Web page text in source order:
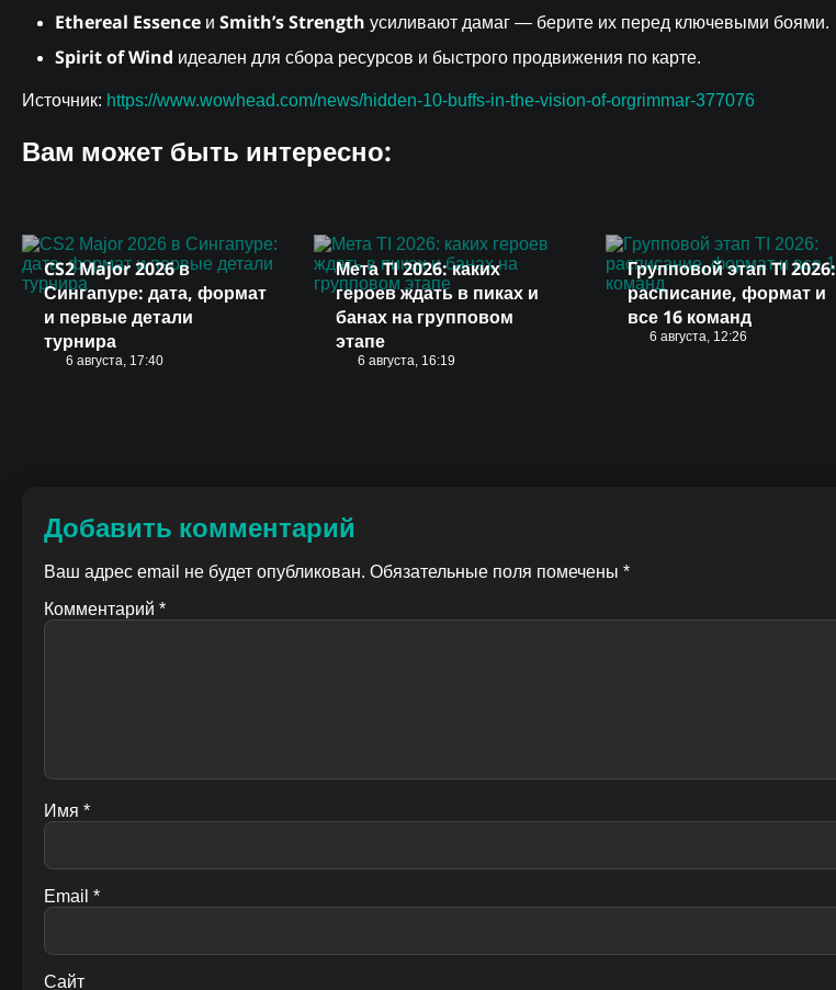
Ethereal Essence и Smith’s Strength усиливают дамаг — берите их перед ключевыми боями.
Spirit of Wind идеален для сбора ресурсов и быстрого продвижения по карте.
Источник: https://www.wowhead.com/news/hidden-10-buffs-in-the-vision-of-orgrimmar-377076
Вам может быть интересно:
CS2 Major 2026 в
Сингапуре: дата, формат
и первые детали
турнира
6 августа, 17:40
Мета TI 2026: каких
героев ждать в пиках и
банах на групповом
этапе
6 августа, 16:19
Групповой этап TI 2026:
расписание, формат и
все 16 команд
6 августа, 12:26
Добавить комментарий
Ваш адрес email не будет опубликован. Обязательные поля помечены *
Комментарий *
Имя *
Email *
Сайт